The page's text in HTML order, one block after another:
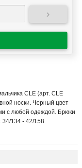

CLE (арт. CLE
носки. Черный цвет
с любой одеждой. Брюки
34/134 - 42/158.